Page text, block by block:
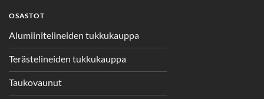
OSASTOT
Alumiinitelineiden tukkukauppa
Terästelineiden tukkukauppa
Taukovaunut